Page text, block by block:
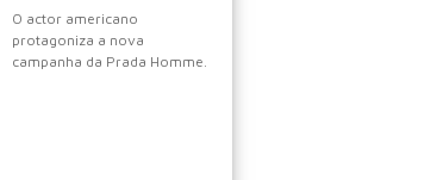
O actor americano
protagoniza a nova
campanha da Prada Homme.